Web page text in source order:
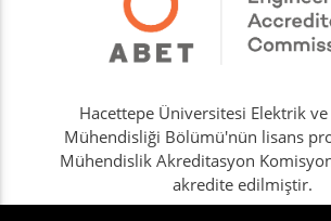
Hacettepe Üniversitesi Elektrik
Mühendisliği Bölümü'nün lisans
Mühendislik Akreditasyon
akredite edilmiştir.